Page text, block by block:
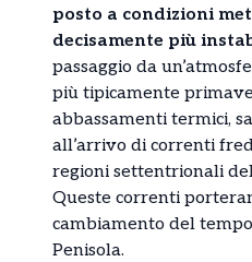
posto a condizioni
decisamente più
passaggio da
più tipicamente
abbassamenti termici,
all’arrivo di correnti
regioni settentrionali
Queste correnti
cambiamento del
Penisola.